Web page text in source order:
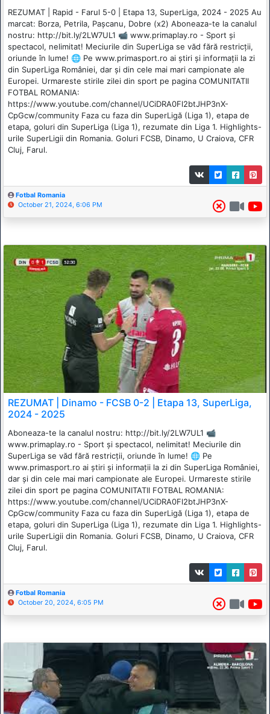
REZUMAT | Rapid - Farul 5-0 | Etapa 13, SuperLiga, 2024 - 2025 Au
marcat: Borza, Petrila, Pașcanu, Dobre (x2) Aboneaza-te la canalul
nostru: http://bit.ly/2LW7UL1 📹 www.primaplay.ro - Sport și
spectacol, nelimitat! Meciurile din SuperLiga se văd fără restricții,
oriunde în lume! 🌐 Pe www.primasport.ro ai știri și informații la zi
din SuperLiga României, dar și din cele mai mari campionate ale
Europei. Urmareste stirile zilei din sport pe pagina COMUNITATII
FOTBAL ROMANIA:
https://www.youtube.com/channel/UCiDRA0Fl2btJHP3nX-
CpGcw/community Faza cu faza din SuperLigă (Liga 1), etapa de
etapa, goluri din SuperLiga (Liga 1), rezumate din Liga 1. Highlights-
urile SuperLigii din Romania. Goluri FCSB, Dinamo, U Craiova, CFR
Cluj, Farul.
Fotbal Romania
October 21, 2024, 6:06 PM
REZUMAT | Dinamo - FCSB 0-2 | Etapa 13, SuperLiga,
2024 - 2025
Aboneaza-te la canalul nostru: http://bit.ly/2LW7UL1 📹
www.primaplay.ro - Sport și spectacol, nelimitat! Meciurile din
SuperLiga se văd fără restricții, oriunde în lume! 🌐 Pe
www.primasport.ro ai știri și informații la zi din SuperLiga României,
dar și din cele mai mari campionate ale Europei. Urmareste stirile
zilei din sport pe pagina COMUNITATII FOTBAL ROMANIA:
https://www.youtube.com/channel/UCiDRA0Fl2btJHP3nX-
CpGcw/community Faza cu faza din SuperLigă (Liga 1), etapa de
etapa, goluri din SuperLiga (Liga 1), rezumate din Liga 1. Highlights-
urile SuperLigii din Romania. Goluri FCSB, Dinamo, U Craiova, CFR
Cluj, Farul.
Fotbal Romania
October 20, 2024, 6:05 PM